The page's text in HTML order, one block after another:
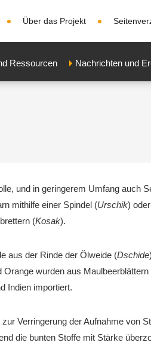
Über das Projekt
Ressourcen Nachrichten und
und in geringerem Umfang auch
mithilfe einer Spindel (Urschik)
(Kosak).
aus der Rinde der Ölweide (Dschide
Orange wurden aus Maulbeerblättern
Indien importiert.
Verringerung der Aufnahme von
die bunten Stoffe mit Stärke